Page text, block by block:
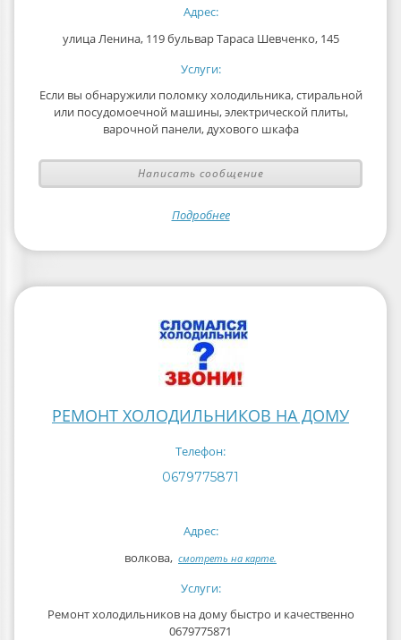
Адрес:
улица Ленина, 119 бульвар Тараса Шевченко, 145
Услуги:
Если вы обнаружили поломку холодильника, стиральной
или посудомоечной машины, электрической плиты,
варочной панели, духового шкафа
Написать сообщение
Подробнее
РЕМОНТ ХОЛОДИЛЬНИКОВ НА ДОМУ
Телефон:
0679775871
Адрес:
волкова, смотреть на карте.
Услуги:
Ремонт холодильников на дому быстро и качественно
0679775871